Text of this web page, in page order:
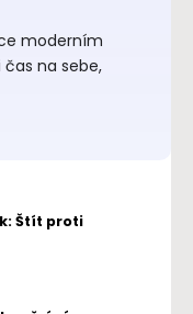
moderním
na sebe,
Štít proti